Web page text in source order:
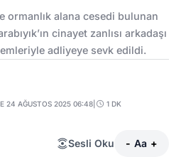
ormanlık alana cesedi bulunan
cinayet zanlısı arkadaşı
adliyeye sevk edildi.
24 AĞUSTOS 2025 06:48 1 DK
Sesli Oku - Aa +